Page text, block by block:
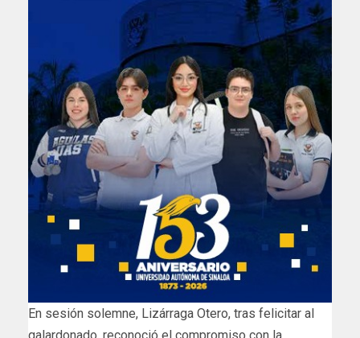
En sesión solemne, Lizárraga Otero, tras felicitar al